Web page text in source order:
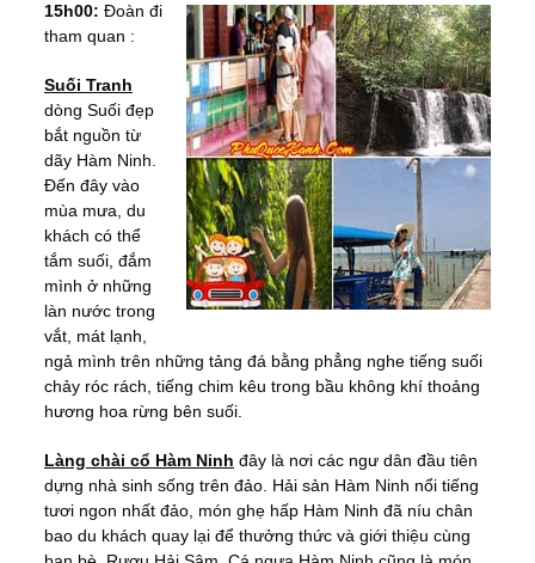
15h00: Đoàn đi
tham quan :
Suối Tranh
dòng Suối đẹp
bắt nguồn từ
dãy Hàm Ninh.
Đến đây vào
mùa mưa, du
khách có thể
tắm suối, đắm
mình ở những
làn nước trong
vắt, mát lạnh,
ngả mình trên những tảng đá bằng phẳng nghe tiếng suối
chảy róc rách, tiếng chim kêu trong bầu không khí thoảng
hương hoa rừng bên suối.
Làng chài cổ Hàm Ninh đây là nơi các ngư dân đầu tiên
dựng nhà sinh sống trên đảo. Hải sản Hàm Ninh nổi tiếng
tươi ngon nhất đảo, món ghẹ hấp Hàm Ninh đã níu chân
bao du khách quay lại để thưởng thức và giới thiệu cùng